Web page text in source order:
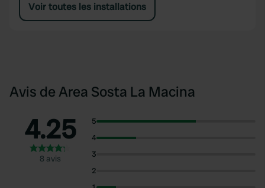
Voir toutes les installations
Avis de Area Sosta La Macina
4.25
8 avis
5
4
3
2